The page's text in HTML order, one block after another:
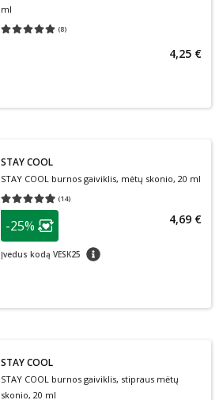
ml
(8)
Vidutinis įvertinimas 5.00
4,25 €
STAY COOL
STAY COOL burnos gaiviklis, mėtų skonio, 20 ml
(14)
Vidutinis įvertinimas 4.93
patarimas
Lojalumo klubo narių nuolaida
-25%
Įvedus kodą VESK25 patarimas
4,69 €
STAY COOL
STAY COOL burnos gaiviklis, stipraus mėtų
skonio, 20 ml